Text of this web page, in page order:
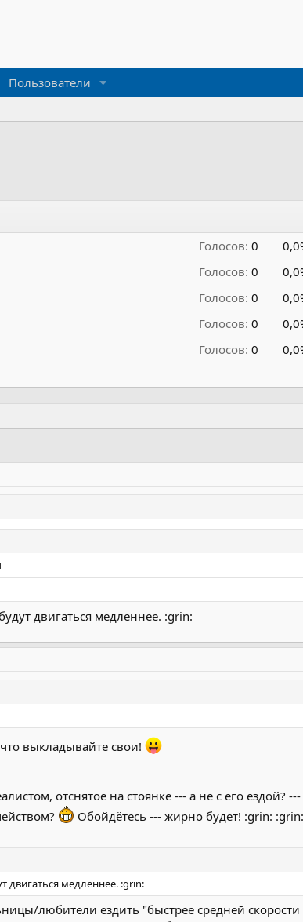
Пользователи
Голосов: 0
Голосов: 0
Голосов: 0
Голосов: 0
Голосов: 0
двигаться медленнее. :grin:
выкладывайте свои!
отснятое на стоянке --- а не с его ездой?
Обойдётесь --- жирно будет! :grin:
двигаться медленнее. :grin:
любители ездить "быстрее средней